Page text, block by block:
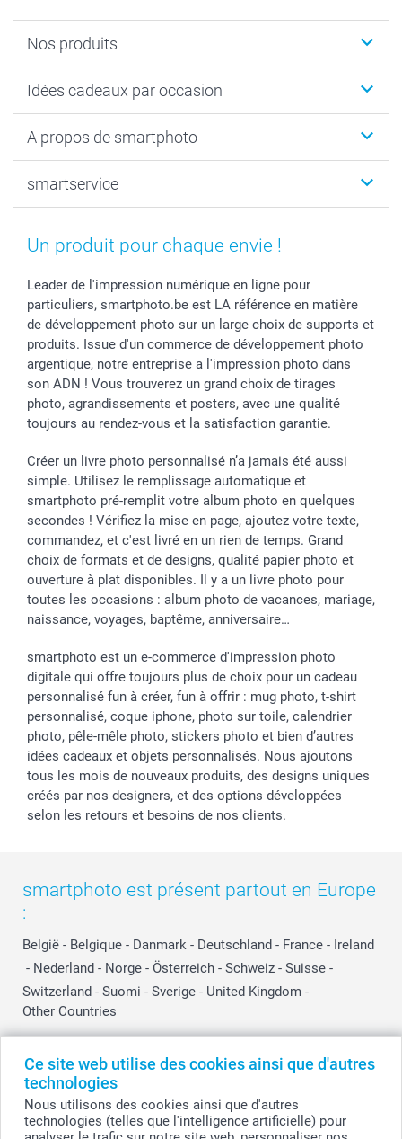
Ce site web utilise des cookies ainsi que d'autres
technologies
Nous utilisons des cookies ainsi que d'autres
technologies (telles que l'intelligence artificielle) pour
Nos produits
Cadeaux photo
Tirage photo & agrandissement
MyNameBook
Stickers & Etiquettes
Cadres photo, accessoires déco & bonbons
Calendrier photos & Agendas photo
Dénicheur d'idées cadeau
Idées cadeaux par occasion
Anniversaire
Fin d'études
Naissance & baptême
Fête des Pères
Toussaint
Rentrée des classes
Communion
Saint-Valentin
Vacances
A propos de smartphoto
Durabilité
Conditions
Droit de rétraction
Plaintes
Conditions générales
Vie privée
Gestion des cookies
Tarifs
Investisseurs
Droit de rétractation
smartservice
smartgarantie
smartbonus
smartfriends
Modes de paiement
Modes de livraison
Grandes Quantités
Statut de ma commande
Un produit pour chaque envie !
Leader de l'impression numérique en ligne pour
particuliers, smartphoto.be est LA référence en matière
de développement photo sur un large choix de supports et
produits. Issue d'un commerce de développement photo
argentique, notre entreprise a l'impression photo dans
son ADN ! Vous trouverez un grand choix de tirages
photo, agrandissements et posters, avec une qualité
toujours au rendez-vous et la satisfaction garantie.
Créer un livre photo personnalisé n’a jamais été aussi
simple. Utilisez le remplissage automatique et
smartphoto pré-remplit votre album photo en quelques
secondes ! Vérifiez la mise en page, ajoutez votre texte,
commandez, et c'est livré en un rien de temps. Grand
choix de formats et de designs, qualité papier photo et
ouverture à plat disponibles. Il y a un livre photo pour
toutes les occasions : album photo de vacances, mariage,
naissance, voyages, baptême, anniversaire…
smartphoto est un e-commerce d'impression photo
digitale qui offre toujours plus de choix pour un cadeau
personnalisé fun à créer, fun à offrir : mug photo, t-shirt
personnalisé, coque iphone, photo sur toile, calendrier
photo, pêle-mêle photo, stickers photo et bien d’autres
idées cadeaux et objets personnalisés. Nous ajoutons
tous les mois de nouveaux produits, des designs uniques
créés par nos designers, et des options développées
selon les retours et besoins de nos clients.
smartphoto est présent partout en Europe
:
België - Belgique - Danmark - Deutschland - France - Ireland
- Nederland - Norge - Österreich - Schweiz - Suisse -
Switzerland - Suomi - Sverige - United Kingdom -
Other Countries
Tous les prix sont en EURO (€), TVA incluse et hors frais de port.